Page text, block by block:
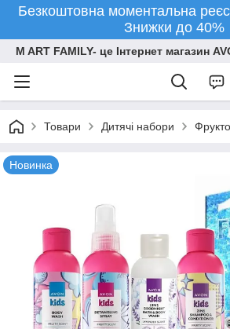
Безкоштовна моментальна
Знижки до 40%
M ART FAMILY- це Інтернет магазин
Товари Дитячі набори
Новинка